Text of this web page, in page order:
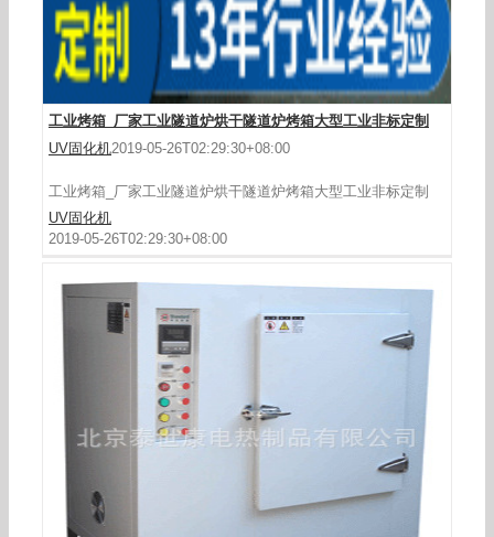
工业烤箱_厂家工业隧道炉烘干隧道炉烤箱大型工业非标定制
UV固化机2019-05-26T02:29:30+08:00
工业烤箱_厂家工业隧道炉烘干隧道炉烤箱大型工业非标定制
UV固化机
2019-05-26T02:29:30+08:00
高温烘箱_供应500度高温烘箱,隧道式烤炉,多门大
型烤箱
工业烘箱_直销不锈钢大型烤箱工业隧道烘箱食品